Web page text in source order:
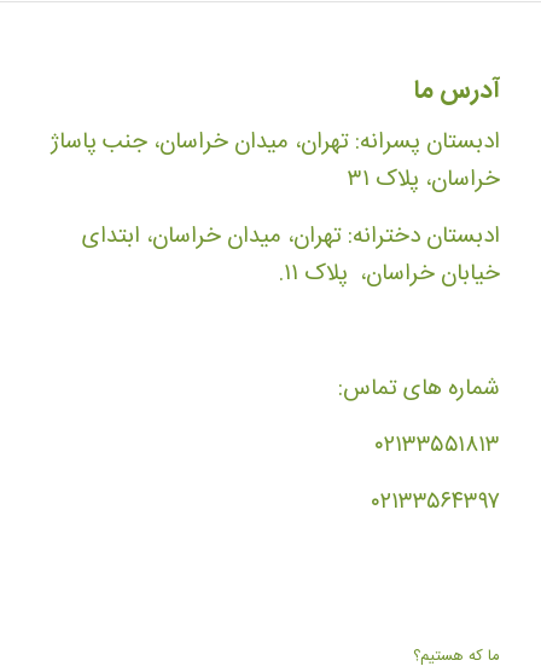
آدرس ما
ادبستان پسرانه: تهران، میدان خراسان، جنب پاساژ
خراسان، پلاک ۳۱
ادبستان دخترانه: تهران، میدان خراسان، ابتدای
خیابان خراسان، پلاک ۱۱.
شماره های تماس:
۰۲۱۳۳۵۵۱۸۱۳
۰۲۱۳۳۵۶۴۳۹۷
ما که هستیم؟